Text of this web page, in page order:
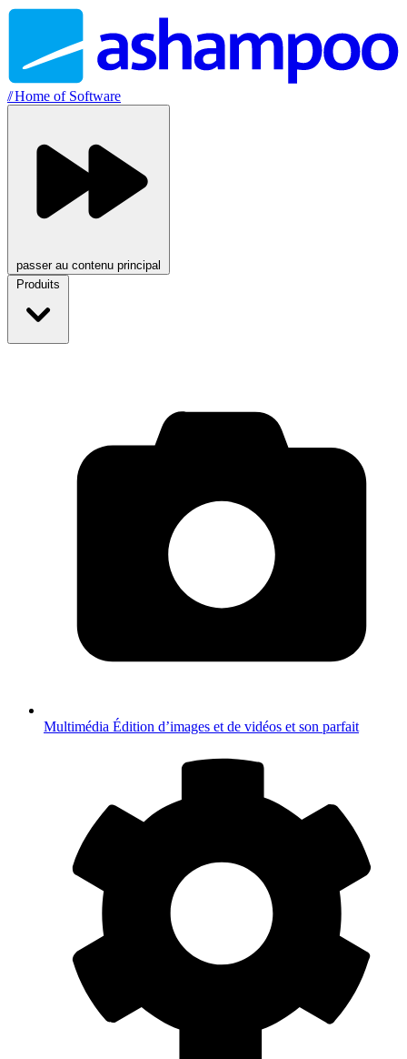
//Home of Software
passer au contenu principal
Produits
Multimédia Édition d’images et de vidéos et son parfait